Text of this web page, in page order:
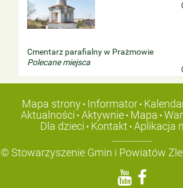
Cmentarz parafialny w Prażmowie
Polecane miejsca
Mapa strony• Informator•
Aktualności • Aktywnie • Mapa •
Dla dzieci • Kontakt • Aplikacja
© Stowarzyszenie Gmin i Powiatów